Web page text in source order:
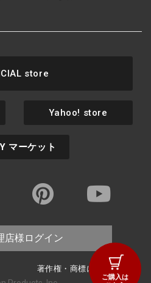
ご購入は
store
Yahoo! store
マーケット
店様ログイン
著作権・商標について